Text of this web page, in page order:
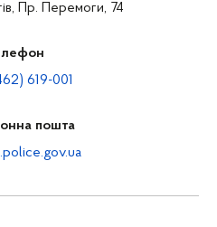
Пр. Перемоги, 74
619-001
пошта